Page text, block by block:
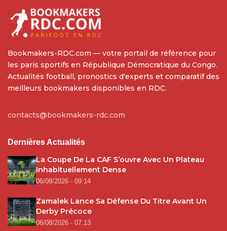
Bookmakers-RDC.com — votre portail de référence pour
les paris sportifs en République Démocratique du Congo.
Actualités football, pronostics d'experts et comparatif des
meilleurs bookmakers disponibles en RDC.
contacts@bookmakers-rdc.com
Dernières Actualités
La Coupe De La CAF S’ouvre Avec Un Plateau
Inhabituellement Dense
06/08/2026 - 09:14
Zamalek Lance Sa Défense Du Titre Avant Un
Derby Précoce
06/08/2026 - 07:13